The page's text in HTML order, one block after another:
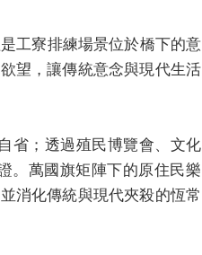
望，讓傳統意念與現代生活
。萬國旗矩陣下的原住民樂
消化傳統與現代夾殺的恆常